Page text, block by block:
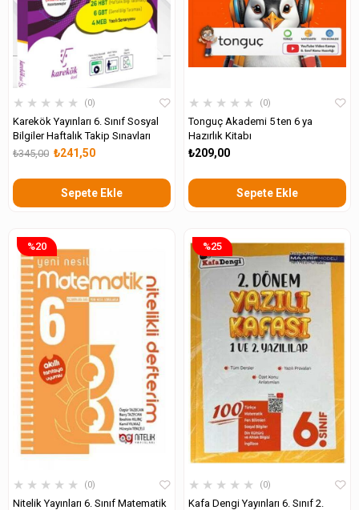
★ ★ ★ ★ ★ 0
Karekök Yayınları 6. Sınıf Sosyal
Bilgiler Haftalık Takip Sınavları
₺241,50
₺345,00
Sepete Ekle
★ ★ ★ ★ ★ 0
Tonguç Akademi 5 ten 6 ya
Hazırlık Kitabı
₺209,00
Sepete Ekle
★ ★ ★ ★ ★ 0
Nitelik Yayınları 6. Sınıf Matematik
%20
★ ★ ★ ★ ★ 0
Kafa Dengi Yayınları 6. Sınıf 2.
%25